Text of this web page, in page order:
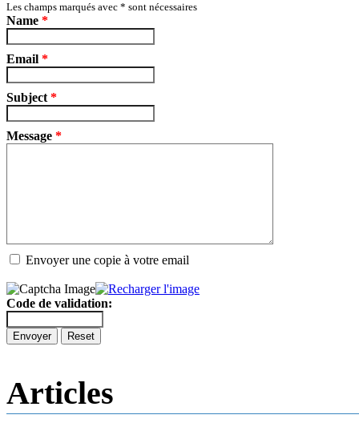
Les champs marqués avec * sont nécessaires
Name *
Email *
Subject *
Message *
Envoyer une copie à votre email
Code de validation:
Envoyer Reset
Articles